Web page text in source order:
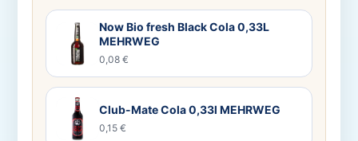
Now Bio fresh Black Cola 0,33L
MEHRWEG
0,08 €
Club-Mate Cola 0,33l MEHRWEG
0,15 €